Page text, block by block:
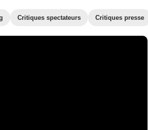
Critiques spectateurs Critiques presse